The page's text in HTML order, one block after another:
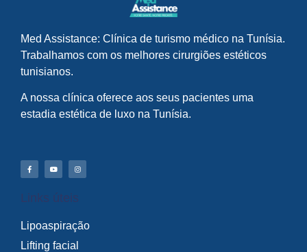
Med Assistance: Clínica de turismo médico na Tunísia.
Trabalhamos com os melhores cirurgiões estéticos
tunisianos.
A nossa clínica oferece aos seus pacientes uma
estadia estética de luxo na Tunísia.
Links úteis
Lipoaspiração
Lifting facial